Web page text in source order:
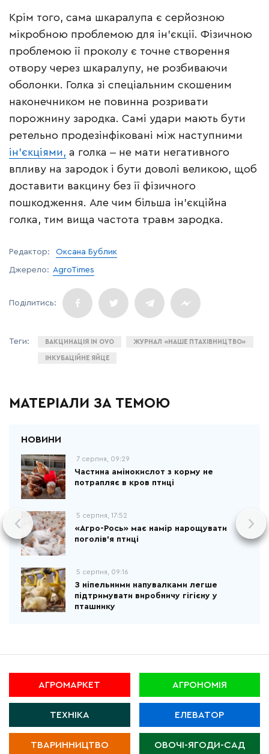
Крім того, сама шкаралупа є серйозною
мікробною проблемою для ін’єкції. Фізичною
проблемою її проколу є точне створення
отвору через шкаралупу, не розбиваючи
оболонки. Голка зі спеціальним скошеним
наконечником не повинна розривати
порожнину зародка. Самі удари мають бути
ретельно продезінфіковані між наступними
ін’єкціями, а голка ‒ не мати негативного
впливу на зародок і бути доволі великою, щоб
доставити вакцину без її фізичного
пошкодження. Але чим більша ін’єкційна
голка, тим вища частота травм зародка.
Редактор: Оксана Бублик
Джерело: AgroTimes
ВАКЦИНАЦІЯ IN OVO ЖУРНАЛ «НАШЕ ПТАХІВНИЦТВО»
ІНКУБАЦІЙНЕ ЯЙЦЕ
МАТЕРІАЛИ ЗА ТЕМОЮ
7 серпня, 09:29
Частина амінокислот з корму не
потрапляє в кров птиці
5 серпня, 17:52
«Агро-Рось» має намір нарощувати
поголів'я птиці
5 серпня, 09:16
З ніпельними напувалками легше
підтримувати виробничу гігієну у
пташнику
АГРОМАРКЕТ АГРОНОМІЯ
ТЕХНІКА ЕЛЕВАТОР
ТВАРИННИЦТВО ОВОЧІ-ЯГОДИ-САД